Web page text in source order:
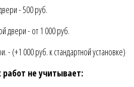
- 500 руб.
двери - от 1 000 руб.
- (+1 000 руб. к стандартной установке)
не учитывает: